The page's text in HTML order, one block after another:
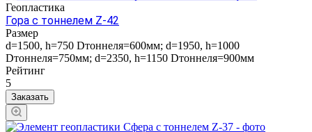
Геопластика
Гора с тоннелем Z-42
Размер
d=1500, h=750 Dтоннеля=600мм; d=1950, h=1000
Dтоннеля=750мм; d=2350, h=1150 Dтоннеля=900мм
Рейтинг
5
Заказать